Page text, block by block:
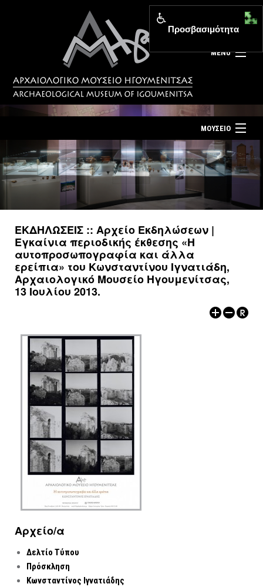
MENU
Αρχική σελίδα
Επίσκεψη
Επικοινωνία
Νέα
Ελληνικά
ΜΟΥΣΕΙΟ
ΤΟ ΜΟΥΣΕΙΟ
ΕΚΘΕΣΕΙΣ
ΕΚΔΟΣΕΙΣ
ΑΡΧΑΙΟΛΟΓΙΚΟΙ ΧΩΡΟΙ
ΕΚΔΗΛΩΣΕΙΣ :: Αρχείο Εκδηλώσεων |
Εγκαίνια περιοδικής έκθεσης «Η
αυτοπροσωπογραφία και άλλα
ερείπια» του Κωνσταντίνου Ιγνατιάδη,
Αρχαιολογικό Μουσείο Ηγουμενίτσας,
13 Ιουλίου 2013.
Αρχείo/α
Δελτίο Τύπου
Πρόσκληση
Κωνσταντίνος Ιγνατιάδης
Προσβασιμότητα